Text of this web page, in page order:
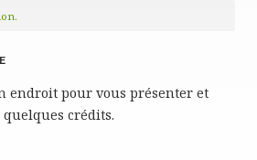
endroit pour vous présenter et
crédits.